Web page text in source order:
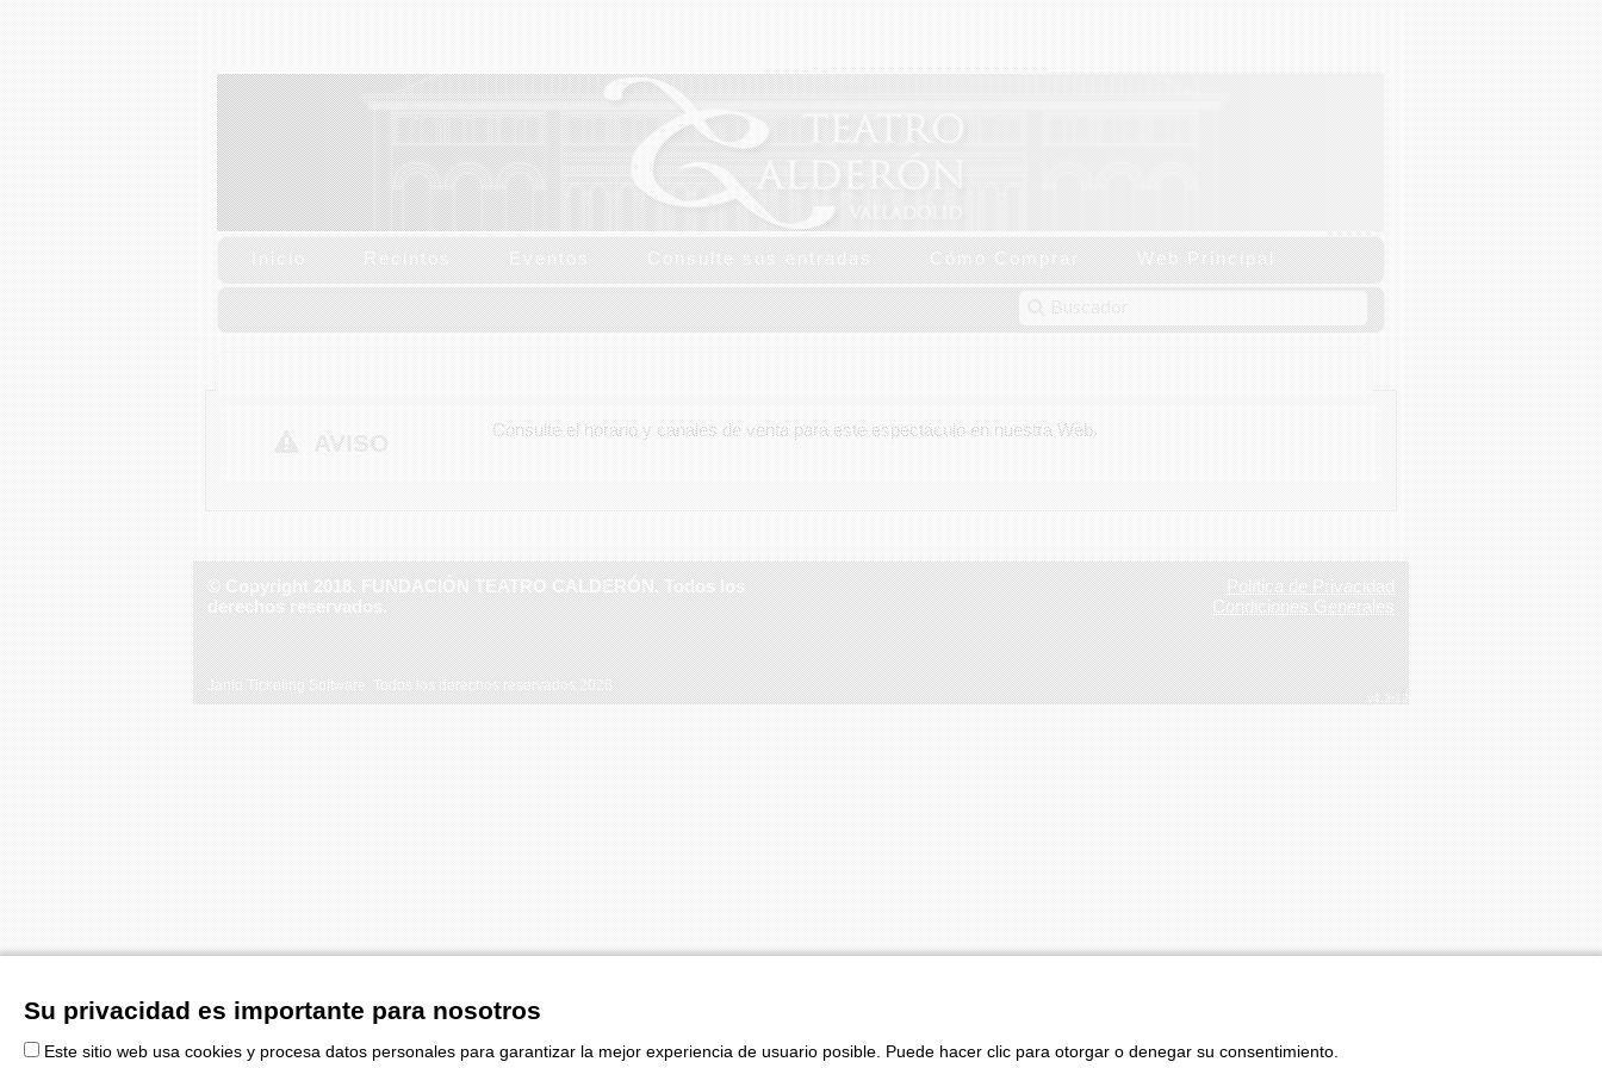
Inicio Recintos Eventos Consulte sus entradas Cómo Comprar Web Principal
AVISO Consulte el horario y canales de venta para este espectáculo en nuestra Web.
© Copyright 2018. FUNDACIÓN TEATRO CALDERÓN. Todos los
derechos reservados.
Janto Ticketing Software. Todos los derechos reservados,2026
Política de Privacidad
Condiciones Generales
v4.3r12
Su privacidad es importante para nosotros
Este sitio web usa cookies y procesa datos personales para garantizar la mejor experiencia de usuario posible. Puede hacer clic para otorgar o denegar su consentimiento.